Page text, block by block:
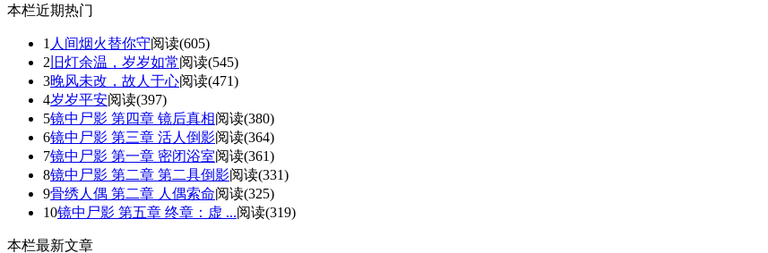
本栏近期热门
1 人间烟火替你守阅读(605)
2 旧灯余温，岁岁如常阅读(545)
3晚风未改，故人于心阅读(471)
4岁岁平安阅读(397)
5镜中尸影 第四章 镜后真相阅读(380)
6镜中尸影 第三章 活人倒影阅读(364)
7镜中尸影 第一章 密闭浴室阅读(361)
8镜中尸影 第二章 第二具倒影阅读(331)
9骨绣人偶 第二章 人偶索命阅读(325)
10镜中尸影 第五章 终章：虚 ...阅读(319)
本栏最新文章